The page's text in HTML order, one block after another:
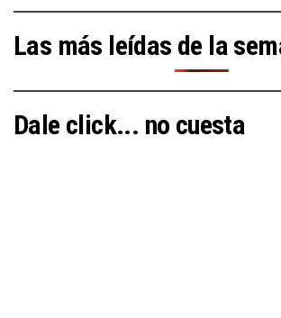
Las más leídas de la
Dale click... no cuesta